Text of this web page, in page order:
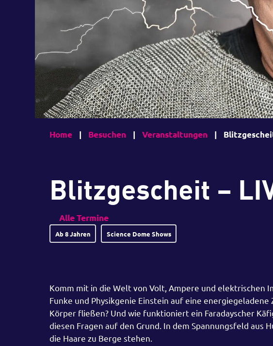
Home | Besuchen | Veranstaltungen |
Blitzgescheit –
Alle Termine
Ab 8 Jahren Science Dome Shows
Komm mit in die Welt von Volt, Ampere und elektrischen
Funke und Physikgenie Einstein auf eine
Körper fließen? Und wie funktioniert ein Faradayscher
diesen Fragen auf den Grund. In dem Spannungsfeld
die Haare zu Berge stehen.